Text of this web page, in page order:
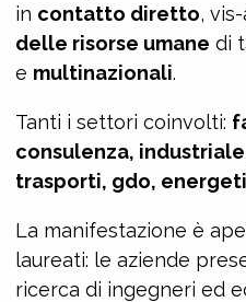
in contatto diretto,
delle risorse umane di
e multinazionali.
Tanti i settori coinvolti:
consulenza,
trasporti, gdo,
La manifestazione è
laureati: le aziende
ricerca di ingegneri ed